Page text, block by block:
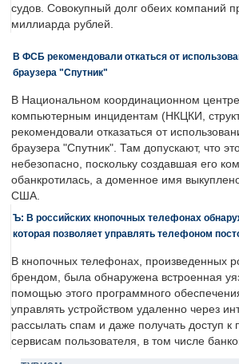
судов. Совокупный долг обеих компаний
миллиарда рублей.
В ФСБ рекомендовали откаться от
браузера "Спутник"
В Национальном координационном
компьютерным инцидентам (НКЦКИ,
рекомендовали отказаться от
браузера "Спутник". Там допускают, что
небезопасно, поскольку создавшая его
обанкротилась, а доменное имя
США.
Ъ: В российских кнопочных телефонах
которая позволяет управлять телефоном
В кнопочных телефонах, произведенных
брендом, была обнаружена встроенная
помощью этого программного
управлять устройством удаленно через
рассылать спам и даже получать доступ
сервисам пользователя, в том числе